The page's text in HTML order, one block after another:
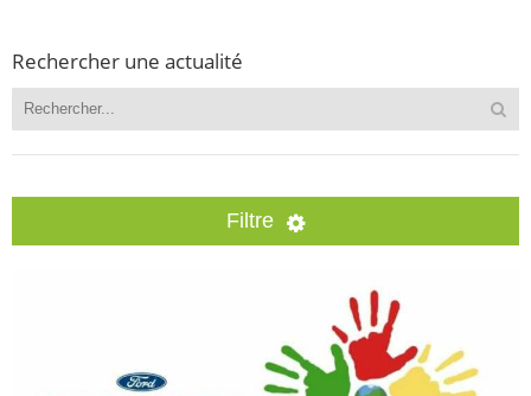
OCCASIONS
INSOLITES
CONTACT
Rechercher une actualité
Filtre